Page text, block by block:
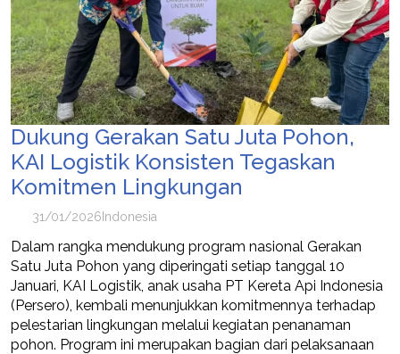
Dukung Gerakan Satu Juta Pohon,
KAI Logistik Konsisten Tegaskan
Komitmen Lingkungan
31/01/2026 Indonesia
Dalam rangka mendukung program nasional Gerakan
Satu Juta Pohon yang diperingati setiap tanggal 10
Januari, KAI Logistik, anak usaha PT Kereta Api Indonesia
(Persero), kembali menunjukkan komitmennya terhadap
pelestarian lingkungan melalui kegiatan penanaman
pohon. Program ini merupakan bagian dari pelaksanaan